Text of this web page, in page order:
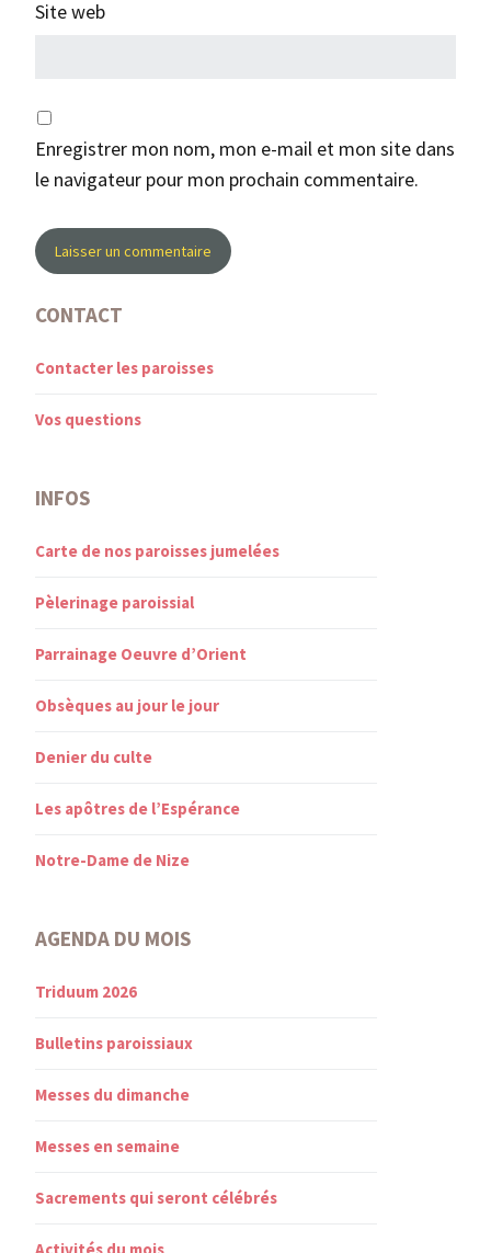
Site web
Enregistrer mon nom, mon e-mail et mon site dans
le navigateur pour mon prochain commentaire.
CONTACT
Contacter les paroisses
Vos questions
INFOS
Carte de nos paroisses jumelées
Pèlerinage paroissial
Parrainage Oeuvre d’Orient
Obsèques au jour le jour
Denier du culte
Les apôtres de l’Espérance
Notre-Dame de Nize
AGENDA DU MOIS
Triduum 2026
Bulletins paroissiaux
Messes du dimanche
Messes en semaine
Sacrements qui seront célébrés